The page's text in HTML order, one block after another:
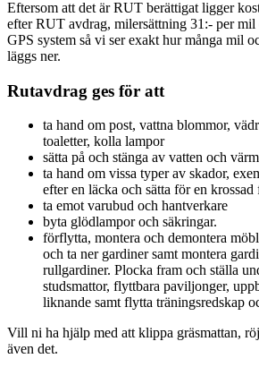
Eftersom att det är RUT berättigat ligger
efter RUT avdrag, milersättning 31:- per
GPS system så vi ser exakt hur många mil
läggs ner.
Rutavdrag ges för att
ta hand om post, vattna blommor,
toaletter, kolla lampor
sätta på och stänga av vatten och
ta hand om vissa typer av skador,
efter en läcka och sätta för en krossad
ta emot varubud och hantverkare
byta glödlampor och säkringar.
förflytta, montera och demontera
och ta ner gardiner samt montera
rullgardiner. Plocka fram och ställa
studsmattor, flyttbara paviljonger,
liknande samt flytta träningsredskap
Vill ni ha hjälp med att klippa gräsmattan,
även det.